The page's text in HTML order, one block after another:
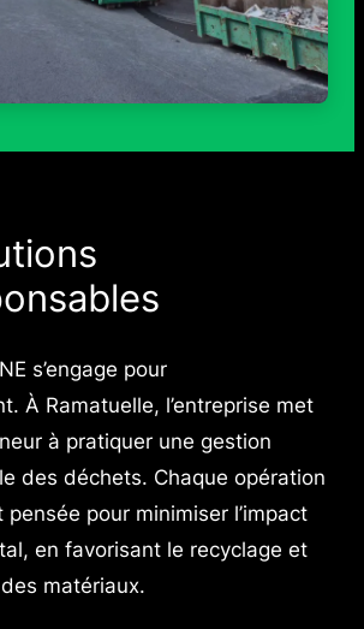
s’engage pour
À Ramatuelle, l’entreprise met
à pratiquer une gestion
des déchets. Chaque opération
pour minimiser l’impact
en favorisant le recyclage et
matériaux.